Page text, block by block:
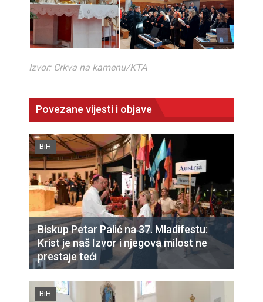
Izvor: Crkva na kamenu/KTA
Povezane vijesti i objave
BiH
Biskup Petar Palić na 37. Mladifestu:
Krist je naš Izvor i njegova milost ne
prestaje teći
BiH